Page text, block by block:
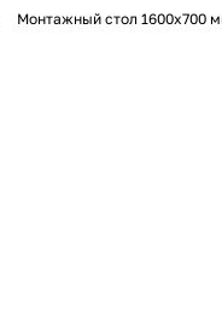
Монтажный стол 1600х700